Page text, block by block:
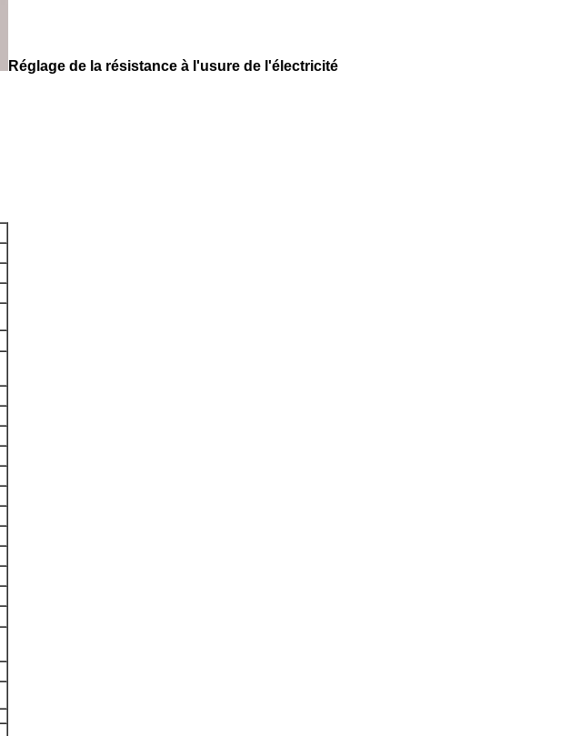
Réglage de la résistance à l'usure de l'électricité